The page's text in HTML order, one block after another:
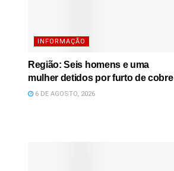
INFORMAÇÃO
Região: Seis homens e uma
mulher detidos por furto de cobre
6 DE AGOSTO, 2026